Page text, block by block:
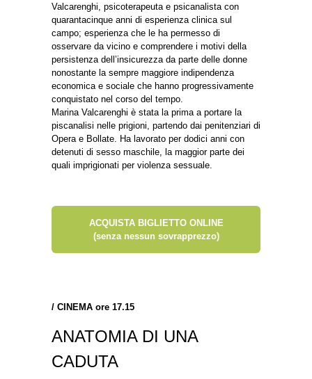
Valcarenghi, psicoterapeuta e psicanalista con
quarantacinque anni di esperienza clinica sul
campo; esperienza che le ha permesso di
osservare da vicino e comprendere i motivi della
persistenza dell’insicurezza da parte delle donne
nonostante la sempre maggiore indipendenza
economica e sociale che hanno progressivamente
conquistato nel corso del tempo.
Marina Valcarenghi è stata la prima a portare la
piscanalisi nelle prigioni, partendo dai penitenziari di
Opera e Bollate. Ha lavorato per dodici anni con
detenuti di sesso maschile, la maggior parte dei
quali imprigionati per violenza sessuale.
ACQUISTA BIGLIETTO ONLINE
(senza nessun sovrapprezzo)
/ CINEMA ore 17.15
ANATOMIA DI UNA
CADUTA